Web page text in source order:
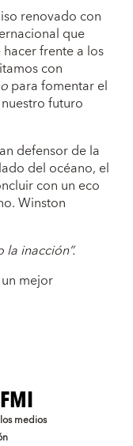
renovado con
que
frente a los
con
para fomentar el
futuro
defensor de la
del océano, el
con un eco
Winston
inacción”.
mejor
medios